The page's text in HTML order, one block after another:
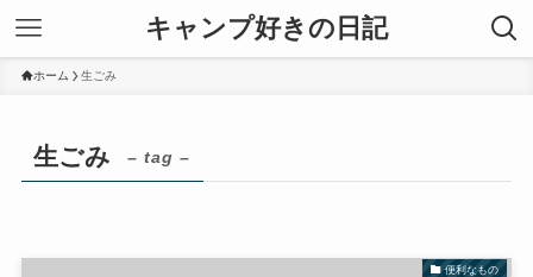
キャンプ好きの日記
ホーム 生ごみ
生ごみ – tag –
便利なもの